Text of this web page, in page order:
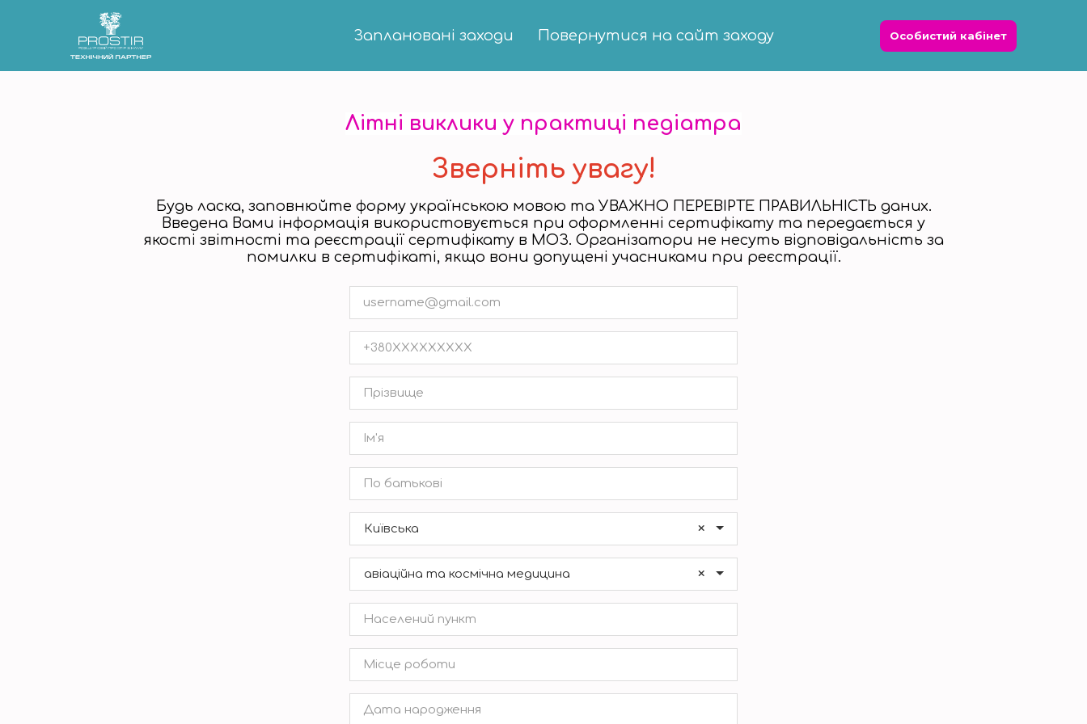
Заплановані заходи Повернутися на сайт заходу Особистий кабінет
Літні виклики у практиці педіатра
Зверніть увагу!
Будь ласка, заповнюйте форму українською мовою та УВАЖНО ПЕРЕВІРТЕ ПРАВИЛЬНІСТЬ даних.
Введена Вами інформація використовується при оформленні сертифікату та передається у
якості звітності та реєстрації сертифікату в МОЗ. Організатори не несуть відповідальність за
помилки в сертифікаті, якщо вони допущені учасниками при реєстрації.
Київська ×
авіаційна та космічна медицина ×